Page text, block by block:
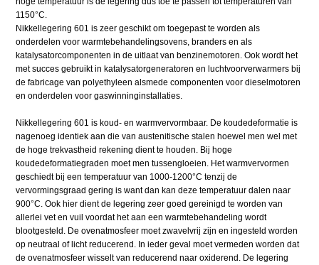
1150°C.
Nikkellegering 601 is zeer geschikt om toegepast te worden als
onderdelen voor warmtebehandelingsovens, branders en als
katalysatorcomponenten in de uitlaat van benzinemotoren. Ook wordt het
met succes gebruikt in katalysatorgeneratoren en luchtvoorverwarmers bij
de fabricage van polyethyleen alsmede componenten voor dieselmotoren
en onderdelen voor gaswinninginstallaties.
Nikkellegering 601 is koud- en warmvervormbaar. De koudedeformatie is
nagenoeg identiek aan die van austenitische stalen hoewel men wel met
de hoge trekvastheid rekening dient te houden. Bij hoge
koudedeformatiegraden moet men tussengloeien. Het warmvervormen
geschiedt bij een temperatuur van 1000-1200°C tenzij de
vervormingsgraad gering is want dan kan deze temperatuur dalen naar
900°C. Ook hier dient de legering zeer goed gereinigd te worden van
allerlei vet en vuil voordat het aan een warmtebehandeling wordt
blootgesteld. De ovenatmosfeer moet zwavelvrij zijn en ingesteld worden
op neutraal of licht reducerend. In ieder geval moet vermeden worden dat
de ovenatmosfeer wisselt van reducerend naar oxiderend. De legering